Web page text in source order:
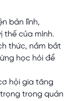
bản lĩnh,
thế của mình.
thức, nắm bắt
học hỏi để
hội gia tăng
trong quản